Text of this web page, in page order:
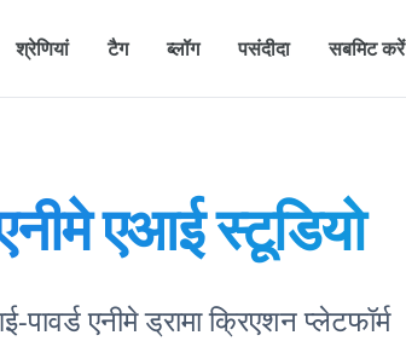
श्रेणियां टैग ब्लॉग पसंदीदा सबमिट करें
एआई स्टूडियो
पावर्ड एनीमे ड्रामा क्रिएशन प्लेटफॉर्म